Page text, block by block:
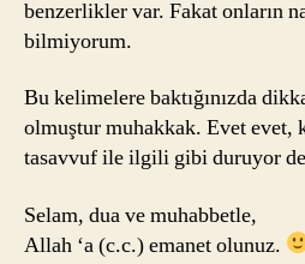
benzerlikler var. Fakat onların
bilmiyorum.
Bu kelimelere baktığınızda
olmuştur muhakkak. Evet evet,
tasavvuf ile ilgili gibi duruyor
Selam, dua ve muhabbetle,
Allah ‘a (c.c.) emanet olunuz.